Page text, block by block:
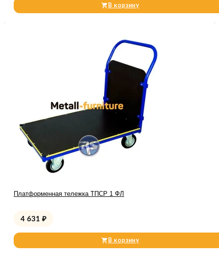
В корзину
Платформенная тележка ТПСР 1 ФЛ
4 631 ₽
В корзину